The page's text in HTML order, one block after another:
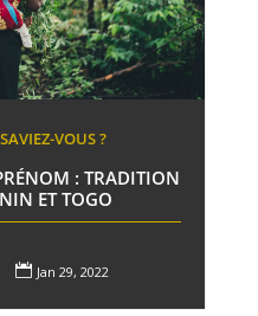
VOUS ?
: TRADITION
ET TOGO
 Jan 29, 2022